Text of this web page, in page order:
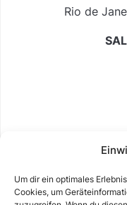
Um dir ein optimales
Cookies, um
Rio de